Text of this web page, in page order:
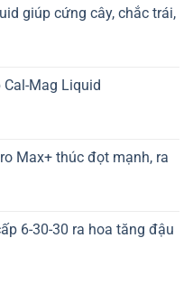
giúp cứng cây, chắc trái,
Mag Liquid
Max+ thúc đọt mạnh, ra
6-30-30 ra hoa tăng đậu